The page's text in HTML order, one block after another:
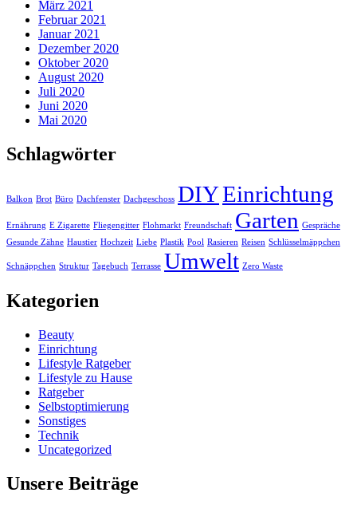
März 2021
Februar 2021
Januar 2021
Dezember 2020
Oktober 2020
August 2020
Juli 2020
Juni 2020
Mai 2020
Schlagwörter
Balkon Brot Büro Dachfenster Dachgeschoss DIYEinrichtung
Ernährung E Zigarette Fliegengitter Flohmarkt Freundschaft Garten Gespräche
Gesunde Zähne Haustier Hochzeit Liebe Plastik Pool Rasieren Reisen Schlüsselmäppchen
Schnäppchen Struktur Tagebuch Terrasse Umwelt Zero Waste
Kategorien
Beauty
Einrichtung
Lifestyle Ratgeber
Lifestyle zu Hause
Ratgeber
Selbstoptimierung
Sonstiges
Technik
Uncategorized
Unsere Beiträge